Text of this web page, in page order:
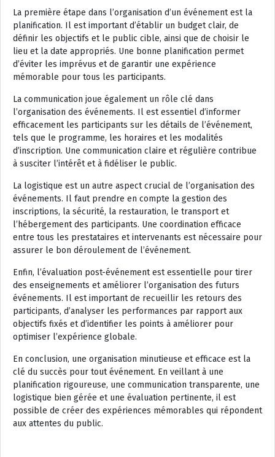
La première étape dans l’organisation d’un événement est la
planification. Il est important d’établir un budget clair, de
définir les objectifs et le public cible, ainsi que de choisir le
lieu et la date appropriés. Une bonne planification permet
d’éviter les imprévus et de garantir une expérience
mémorable pour tous les participants.
La communication joue également un rôle clé dans
l’organisation des événements. Il est essentiel d’informer
efficacement les participants sur les détails de l’événement,
tels que le programme, les horaires et les modalités
d’inscription. Une communication claire et régulière contribue
à susciter l’intérêt et à fidéliser le public.
La logistique est un autre aspect crucial de l’organisation des
événements. Il faut prendre en compte la gestion des
inscriptions, la sécurité, la restauration, le transport et
l’hébergement des participants. Une coordination efficace
entre tous les prestataires et intervenants est nécessaire pour
assurer le bon déroulement de l’événement.
Enfin, l’évaluation post-événement est essentielle pour tirer
des enseignements et améliorer l’organisation des futurs
événements. Il est important de recueillir les retours des
participants, d’analyser les performances par rapport aux
objectifs fixés et d’identifier les points à améliorer pour
optimiser l’expérience globale.
En conclusion, une organisation minutieuse et efficace est la
clé du succès pour tout événement. En veillant à une
planification rigoureuse, une communication transparente, une
logistique bien gérée et une évaluation pertinente, il est
possible de créer des expériences mémorables qui répondent
aux attentes du public.